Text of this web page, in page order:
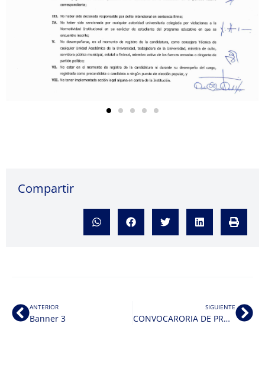
Compartir
ANTERIOR
Banner 3
SIGUIENTE
CONVOCARORIA DE PROCESO DE RATIFICACIÓN A PERSONA TITULAR DE LA DIRECCIÓN DE LA FACULTAD DE ARQUITECTURA DE LA UNIVERSIDAD AUTÓNOMA DEL ESTADO DE MORELOS, POR EL PERIODO 2025-2028